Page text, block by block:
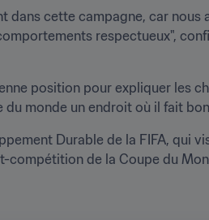
dans cette campagne, car
respectueux",
position pour expliquer les
du monde un endroit où il fait
Durable de la FIFA, qui
de la Coupe du